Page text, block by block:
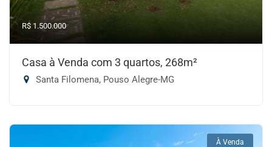
R$ 1.500.000
Casa à Venda com 3 quartos, 268m²
Santa Filomena, Pouso Alegre-MG
À Venda